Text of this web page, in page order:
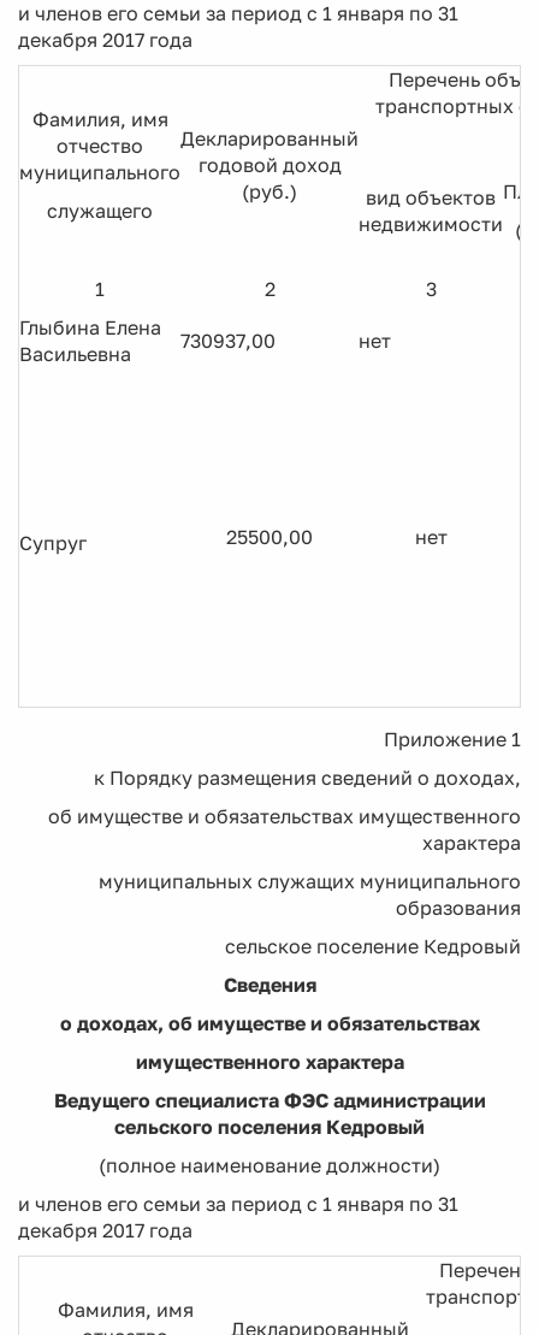
и членов его семьи за период с 1 января по 31
декабря 2017 года
Фамилия, имя
отчество
муниципального
служащего
Декларированный
годовой доход
(руб.)
Перечень
транспортных
вид объектов
недвижимости
1 2
3
Глыбина Елена
Васильевна
730937,00 нет
Супруг 25500,00 нет
Приложение 1
к Порядку размещения сведений о доходах,
об имуществе и обязательствах имущественного
характера
муниципальных служащих муниципального
образования
сельское поселение Кедровый
Сведения
о доходах, об имуществе и обязательствах
имущественного характера
Ведущего специалиста ФЭС администрации
сельского поселения Кедровый
(полное наименование должности)
и членов его семьи за период с 1 января по 31
декабря 2017 года
Фамилия, имя
Декларированный
Перечень